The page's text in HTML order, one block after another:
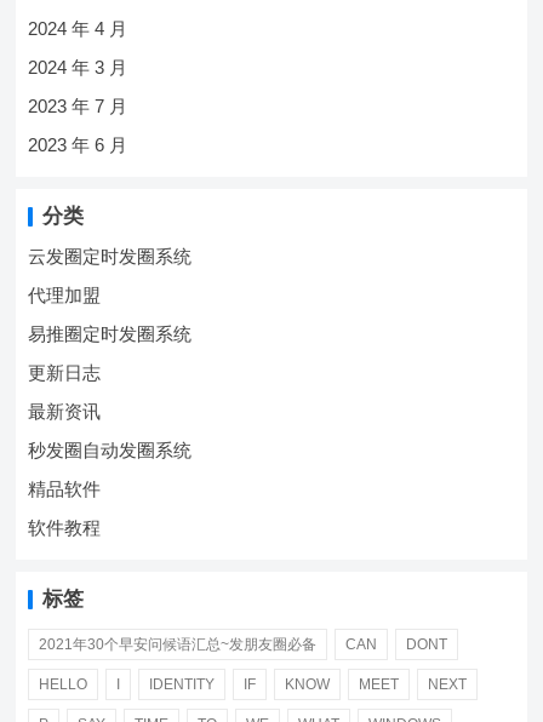
2024 年 4 月
2024 年 3 月
2023 年 7 月
2023 年 6 月
分类
云发圈定时发圈系统
代理加盟
易推圈定时发圈系统
更新日志
最新资讯
秒发圈自动发圈系统
精品软件
软件教程
标签
2021年30个早安问候语汇总~发朋友圈必备 CAN DONT
HELLO IDENTITY IF KNOW MEET NEXT